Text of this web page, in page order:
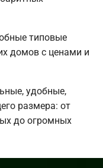
типовые
домов с ценами и
удобные,
размера: от
до огромных